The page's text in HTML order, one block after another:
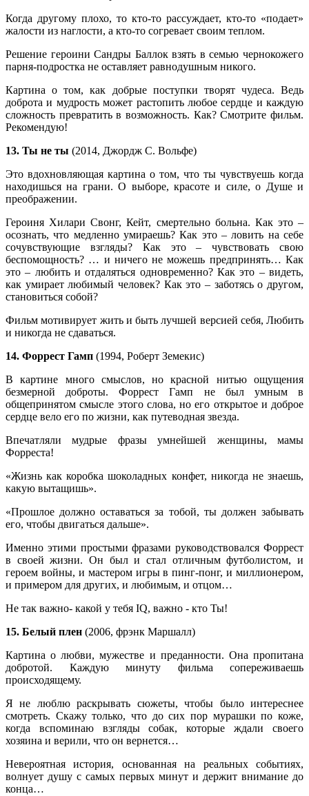
Когда другому плохо, то кто-то рассуждает, кто-то «подает»
жалости из наглости, а кто-то согревает своим теплом.
Решение героини Сандры Баллок взять в семью чернокожего
парня-подростка не оставляет равнодушным никого.
Картина о том, как добрые поступки творят чудеса. Ведь
доброта и мудрость может растопить любое сердце и каждую
сложность превратить в возможность. Как? Смотрите фильм.
Рекомендую!
13. Ты не ты (2014, Джордж С. Вольфе)
Это вдохновляющая картина о том, что ты чувствуешь когда
находишься на грани. О выборе, красоте и силе, о Душе и
преображении.
Героиня Хилари Свонг, Кейт, смертельно больна. Как это –
осознать, что медленно умираешь? Как это – ловить на себе
сочувствующие взгляды? Как это – чувствовать свою
беспомощность? … и ничего не можешь предпринять… Как
это – любить и отдаляться одновременно? Как это – видеть,
как умирает любимый человек? Как это – заботясь о другом,
становиться собой?
Фильм мотивирует жить и быть лучшей версией себя, Любить
и никогда не сдаваться.
14. Форрест Гамп (1994, Роберт Земекис)
В картине много смыслов, но красной нитью ощущения
безмерной доброты. Форрест Гамп не был умным в
общепринятом смысле этого слова, но его открытое и доброе
сердце вело его по жизни, как путеводная звезда.
Впечатляли мудрые фразы умнейшей женщины, мамы
Форреста!
«Жизнь как коробка шоколадных конфет, никогда не знаешь,
какую вытащишь».
«Прошлое должно оставаться за тобой, ты должен забывать
его, чтобы двигаться дальше».
Именно этими простыми фразами руководствовался Форрест
в своей жизни. Он был и стал отличным футболистом, и
героем войны, и мастером игры в пинг-понг, и миллионером,
и примером для других, и любимым, и отцом…
Не так важно- какой у тебя IQ, важно - кто Ты!
15. Белый плен (2006, фрэнк Маршалл)
Картина о любви, мужестве и преданности. Она пропитана
добротой. Каждую минуту фильма сопереживаешь
происходящему.
Я не люблю раскрывать сюжеты, чтобы было интереснее
смотреть. Скажу только, что до сих пор мурашки по коже,
когда вспоминаю взгляды собак, которые ждали своего
хозяина и верили, что он вернется…
Невероятная история, основанная на реальных событиях,
волнует душу с самых первых минут и держит внимание до
конца…